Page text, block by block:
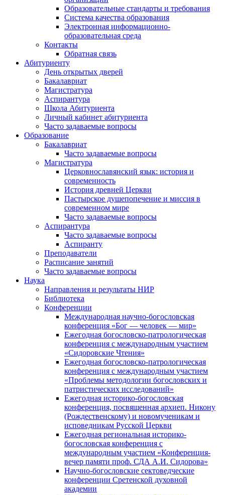
Образовательные стандарты и требования
Система качества образования
Электронная информационно-
образовательная среда
Контакты
Обратная связь
Абитуриенту
День открытых дверей
Бакалавриат
Магистратура
Аспирантура
Школа Абитуриента
Личный кабинет абитуриента
Часто задаваемые вопросы
Образование
Бакалавриат
Часто задаваемые вопросы
Магистратура
Церковнославянский язык: история и
современность
История древней Церкви
Пастырское душепопечение и миссия в
современном мире
Часто задаваемые вопросы
Аспирантура
Часто задаваемые вопросы
Аспиранту
Преподаватели
Расписание занятий
Часто задаваемые вопросы
Наука
Направления и результаты НИР
Библиотека
Конференции
Международная научно-богословская
конференция «Бог — человек — мир»
Ежегодная богословско-патрологическая
конференция с международным участием
«Сидоровские Чтения»
Ежегодная богословско-патрологическая
конференция с международным участием
«Проблемы методологии богословских и
патристических исследований»
Ежегодная историко-богословская
конференция, посвященная архиеп. Никону
(Рождественскому) и новомученикам и
исповедникам Русской Церкви
Ежегодная региональная историко-
богословская конференция с
международным участием «Конференция-
вечер памяти проф. СДА А.И. Сидорова»
Научно-богословские сектоведческие
конференции Сретенской духовной
академии